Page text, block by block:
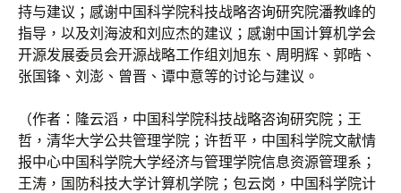
持与建议；感谢中国科学院科技战略咨询研究院潘教峰的
指导，以及刘海波和刘应杰的建议；感谢中国计算机学会
开源发展委员会开源战略工作组刘旭东、周明辉、郭晧、
张国锋、刘澎、曾晋、谭中意等的讨论与建议。
（作者：隆云滔，中国科学院科技战略咨询研究院；王
哲，清华大学公共管理学院；许哲平，中国科学院文献情
报中心中国科学院大学经济与管理学院信息资源管理系；
王涛，国防科技大学计算机学院；包云岗，中国科学院计